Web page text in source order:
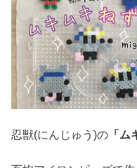
忍獣(にんじゅう)の 「ム